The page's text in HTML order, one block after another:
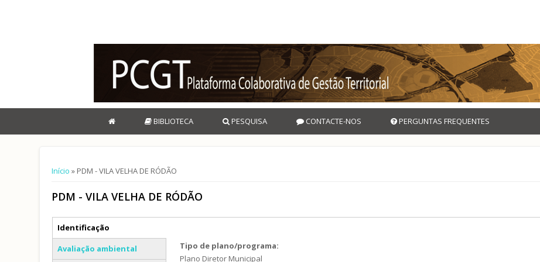
BIBLIOTECA PESQUISA CONTACTE-NOS PERGUNTAS FREQUENTES
Está aqui
Início » PDM - VILA VELHA DE RÓDÃO
PDM - VILA VELHA DE RÓDÃO
Separadores verticais
Identificação
(separador ativo)
Avaliação ambiental
Tipo de plano/programa:
Plano Diretor Municipal